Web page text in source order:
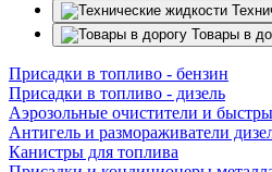
Товары в
Присадки в топливо - бензин
Присадки в топливо - дизель
Аэрозольные очистители и
Антигель и размораживатели
Канистры для топлива